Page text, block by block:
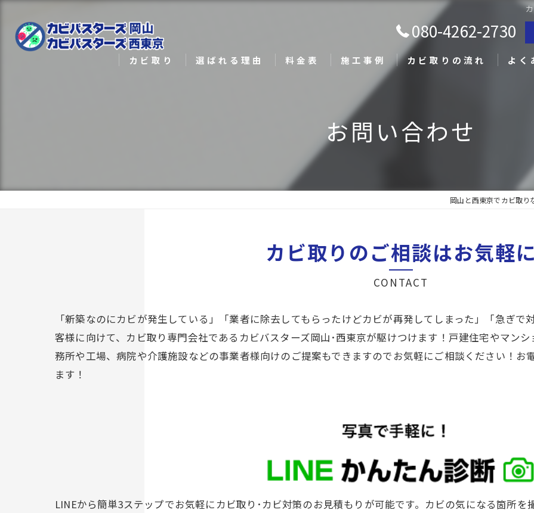
080-4262-2730
カビ取り 選ばれる理由 料金表 施工事例 カビ取りの流れ よく
お問い合わせ
岡山と西東京でカビ取り
カビ取りのご相談はお気軽に
CONTACT
「新築なのにカビが発生している」「業者に除去してもらったけどカビが再発してしまった」「急ぎ
客様に向けて、カビ取り専門会社であるカビバスターズ岡山･西東京が駆けつけます！戸建住宅やマン
務所や工場、病院や介護施設などの事業者様向けのご提案もできますのでお気軽にご相談ください！お
ます！
LINEから簡単3ステップでお気軽にカビ取り･カビ対策のお見積もりが可能です。カビの気になる箇所を